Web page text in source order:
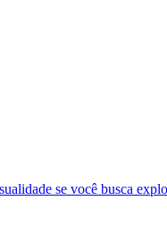
se você busca